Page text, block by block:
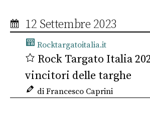
12 Settembre 2023
Rocktargatoitalia.it
Rock Targato Italia
vincitori delle targhe
di Francesco Caprini